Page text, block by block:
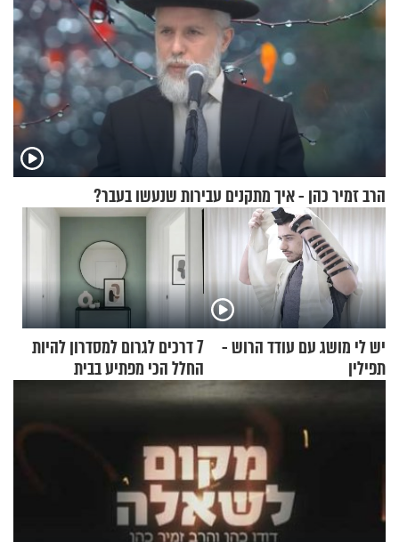
הרב זמיר כהן - איך מתקנים עבירות שנעשו בעבר?
יש לי מושג עם עודד הרוש -
תפילין
7 דרכים לגרום למסדרון להיות
החלל הכי מפתיע בבית